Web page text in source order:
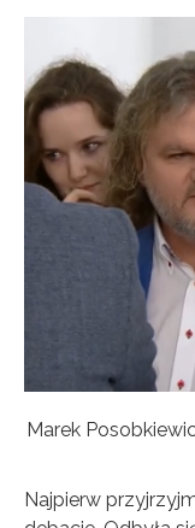
Marek
Najpierw